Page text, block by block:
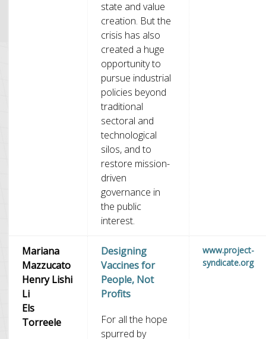
state and value
creation. But the
crisis has also
created a huge
opportunity to
pursue industrial
policies beyond
traditional
sectoral and
technological
silos, and to
restore mission-
driven
governance in
the public
interest.
Mariana
Mazzucato
Henry Lishi
Li
Els
Torreele
Designing
Vaccines for
People, Not
Profits
For all the hope
spurred by
www.project-
syndicate.org